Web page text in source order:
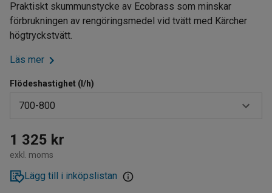
Praktiskt skummunstycke av Ecobrass som minskar
förbrukningen av rengöringsmedel vid tvätt med Kärcher
högtryckstvätt.
Läs mer
Flödeshastighet (l/h)
700-800
400-600
700-800
900-2500
1 325 kr
exkl. moms
Lägg till i inköpslistan